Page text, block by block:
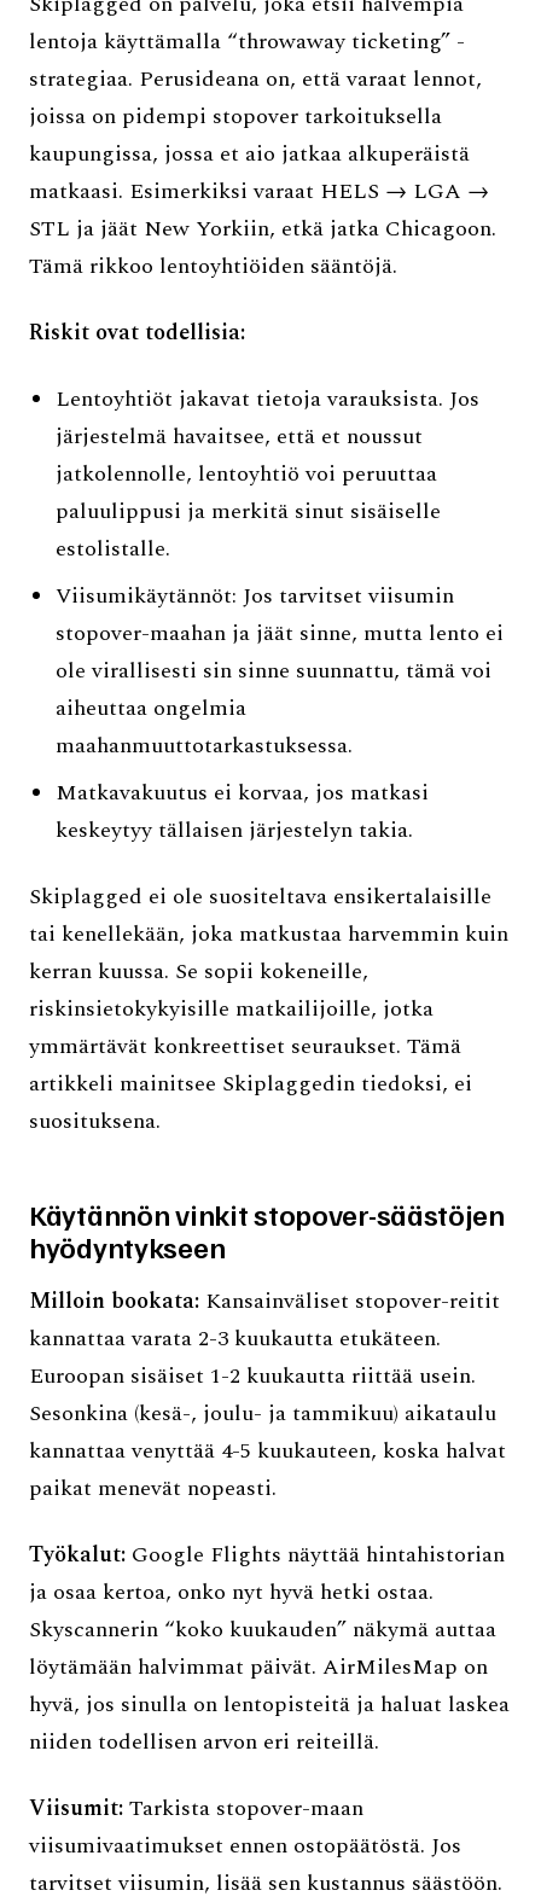
lentoja käyttämalla “throwaway ticketing” -
strategiaa. Perusideana on, että varaat lennot,
joissa on pidempi stopover tarkoituksella
kaupungissa, jossa et aio jatkaa alkuperäistä
matkaasi. Esimerkiksi varaat HELS → LGA →
STL ja jäät New Yorkiin, etkä jatka Chicagoon.
Tämä rikkoo lentoyhtiöiden sääntöjä.
Riskit ovat todellisia:
Lentoyhtiöt jakavat tietoja varauksista. Jos
järjestelmä havaitsee, että et noussut
jatkolennolle, lentoyhtiö voi peruuttaa
paluulippusi ja merkitä sinut sisäiselle
estolistalle.
Viisumikäytännöt: Jos tarvitset viisumin
stopover-maahan ja jäät sinne, mutta lento ei
ole virallisesti sin sinne suunnattu, tämä voi
aiheuttaa ongelmia
maahanmuuttotarkastuksessa.
Matkavakuutus ei korvaa, jos matkasi
keskeytyy tällaisen järjestelyn takia.
Skiplagged ei ole suositeltava ensikertalaisille
tai kenellekään, joka matkustaa harvemmin kuin
kerran kuussa. Se sopii kokeneille,
riskinsietokykyisille matkailijoille, jotka
ymmärtävät konkreettiset seuraukset. Tämä
artikkeli mainitsee Skiplaggedin tiedoksi, ei
suosituksena.
Käytännön vinkit stopover-säästöjen
hyödyntykseen
Milloin bookata: Kansainväliset stopover-reitit
kannattaa varata 2-3 kuukautta etukäteen.
Euroopan sisäiset 1-2 kuukautta riittää usein.
Sesonkina (kesä-, joulu- ja tammikuu) aikataulu
kannattaa venyttää 4-5 kuukauteen, koska halvat
paikat menevät nopeasti.
Työkalut: Google Flights näyttää hintahistorian
ja osaa kertoa, onko nyt hyvä hetki ostaa.
Skyscannerin “koko kuukauden” näkymä auttaa
löytämään halvimmat päivät. AirMilesMap on
hyvä, jos sinulla on lentopisteitä ja haluat laskea
niiden todellisen arvon eri reiteillä.
Viisumit:Tarkista stopover-maan
viisumivaatimukset ennen ostopäätöstä. Jos
tarvitset viisumin, lisää sen kustannus säästöön.